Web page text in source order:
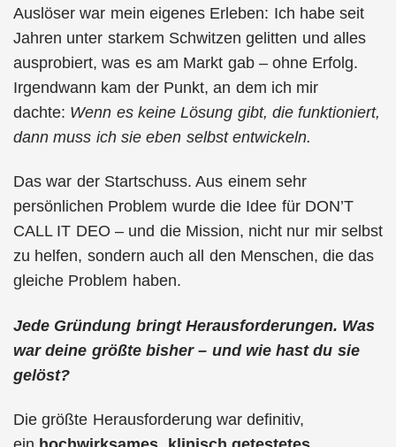
Auslöser war mein eigenes Erleben: Ich habe seit
Jahren unter starkem Schwitzen gelitten und alles
ausprobiert, was es am Markt gab – ohne Erfolg.
Irgendwann kam der Punkt, an dem ich mir
dachte: Wenn es keine Lösung gibt, die funktioniert,
dann muss ich sie eben selbst entwickeln.
Das war der Startschuss. Aus einem sehr
persönlichen Problem wurde die Idee für DON’T
CALL IT DEO – und die Mission, nicht nur mir selbst
zu helfen, sondern auch all den Menschen, die das
gleiche Problem haben.
Jede Gründung bringt Herausforderungen. Was
war deine größte bisher – und wie hast du sie
gelöst?
Die größte Herausforderung war definitiv,